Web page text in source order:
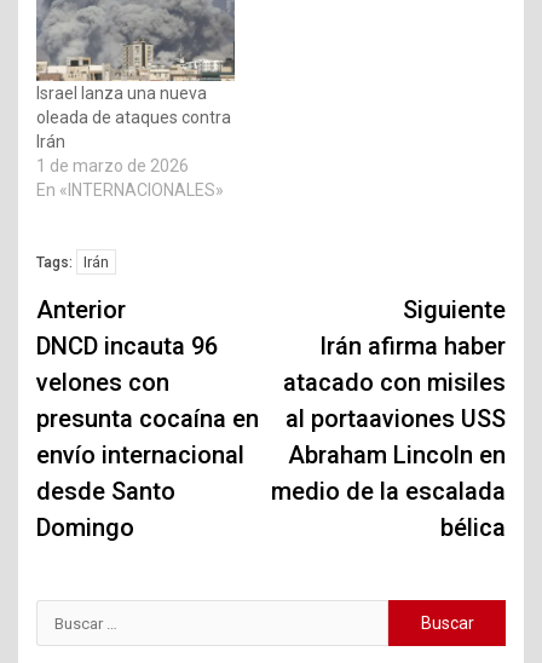
Israel lanza una nueva
oleada de ataques contra
Irán
1 de marzo de 2026
En «INTERNACIONALES»
Tags: Irán
Navegación
de
entradas
Anterior
DNCD incauta 96
velones con
presunta cocaína en
envío internacional
desde Santo
Domingo
Siguiente
Irán afirma haber
atacado con misiles
al portaaviones USS
Abraham Lincoln en
medio de la escalada
bélica
Buscar: